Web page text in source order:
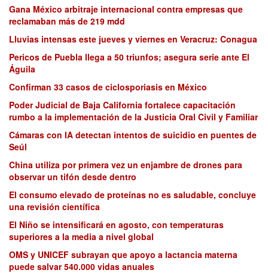
Gana México arbitraje internacional contra empresas que
reclamaban más de 219 mdd
Lluvias intensas este jueves y viernes en Veracruz: Conagua
Pericos de Puebla llega a 50 triunfos; asegura serie ante El
Águila
Confirman 33 casos de ciclosporiasis en México
Poder Judicial de Baja California fortalece capacitación
rumbo a la implementación de la Justicia Oral Civil y Familiar
Cámaras con IA detectan intentos de suicidio en puentes de
Seúl
China utiliza por primera vez un enjambre de drones para
observar un tifón desde dentro
El consumo elevado de proteínas no es saludable, concluye
una revisión científica
El Niño se intensificará en agosto, con temperaturas
superiores a la media a nivel global
OMS y UNICEF subrayan que apoyo a lactancia materna
puede salvar 540.000 vidas anuales